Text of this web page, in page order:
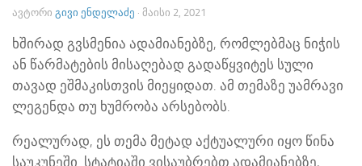
ᲐᲕᲢᲝᲠᲘ ᲒᲘᲕᲘ ᲔᲜᲓᲔᲚᲐᲫᲔ · ᲛᲐᲘᲡᲘ 2, 2021
ხშირად გვსმენია ადამიანებზე, რომლებმაც ნიჭის
ან წარმატების მისაღებად გადაწყვიტეს სული
თავად ეშმაკისთვის მიეყიდათ. ამ თემაზე უამრავი
ლეგენდა თუ ხუმრობა არსებობს.
რეალურად, ეს თემა მეტად აქტუალური იყო წინა
საუკუნეში. სტატიაში ვისაუბრებთ ადამიანებზე,